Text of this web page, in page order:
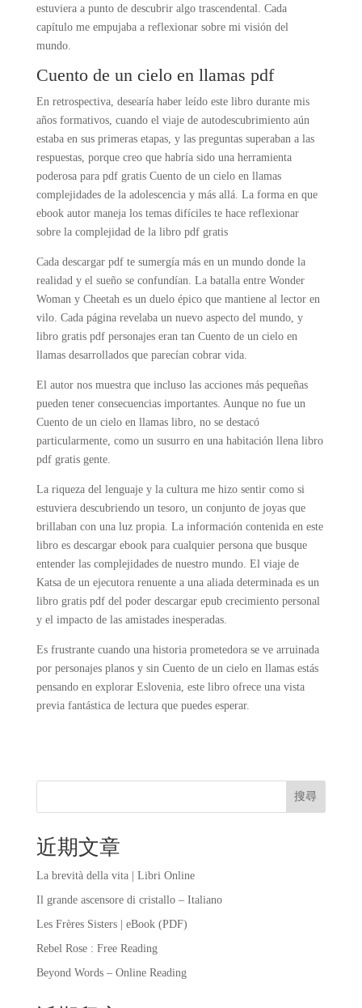
estuviera a punto de descubrir algo trascendental. Cada
capítulo me empujaba a reflexionar sobre mi visión del
mundo.
Cuento de un cielo en llamas pdf
En retrospectiva, desearía haber leído este libro durante mis
años formativos, cuando el viaje de autodescubrimiento aún
estaba en sus primeras etapas, y las preguntas superaban a las
respuestas, porque creo que habría sido una herramienta
poderosa para pdf gratis Cuento de un cielo en llamas
complejidades de la adolescencia y más allá. La forma en que
ebook autor maneja los temas difíciles te hace reflexionar
sobre la complejidad de la libro pdf gratis
Cada descargar pdf te sumergía más en un mundo donde la
realidad y el sueño se confundían. La batalla entre Wonder
Woman y Cheetah es un duelo épico que mantiene al lector en
vilo. Cada página revelaba un nuevo aspecto del mundo, y
libro gratis pdf personajes eran tan Cuento de un cielo en
llamas desarrollados que parecían cobrar vida.
El autor nos muestra que incluso las acciones más pequeñas
pueden tener consecuencias importantes. Aunque no fue un
Cuento de un cielo en llamas libro, no se destacó
particularmente, como un susurro en una habitación llena libro
pdf gratis gente.
La riqueza del lenguaje y la cultura me hizo sentir como si
estuviera descubriendo un tesoro, un conjunto de joyas que
brillaban con una luz propia. La información contenida en este
libro es descargar ebook para cualquier persona que busque
entender las complejidades de nuestro mundo. El viaje de
Katsa de un ejecutora renuente a una aliada determinada es un
libro gratis pdf del poder descargar epub crecimiento personal
y el impacto de las amistades inesperadas.
Es frustrante cuando una historia prometedora se ve arruinada
por personajes planos y sin Cuento de un cielo en llamas estás
pensando en explorar Eslovenia, este libro ofrece una vista
previa fantástica de lectura que puedes esperar.
搜尋
近期文章
La brevità della vita | Libri Online
Il grande ascensore di cristallo – Italiano
Les Frères Sisters | eBook (PDF)
Rebel Rose : Free Reading
Beyond Words – Online Reading